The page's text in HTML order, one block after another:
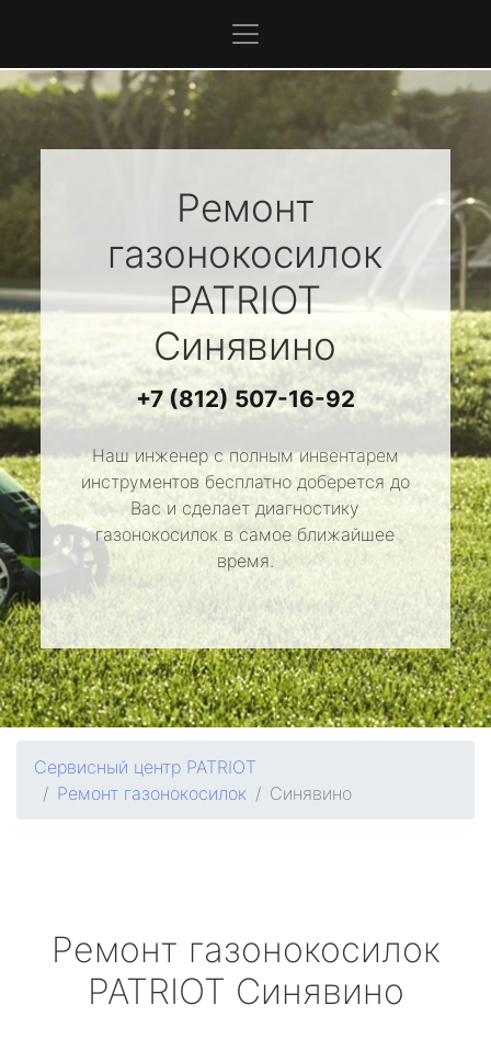
Ремонт
газонокосилок
PATRIOT
Синявино
+7 (812) 507-16-92
Наш инженер с полным инвентарем
инструментов бесплатно доберется до
Вас и сделает диагностику
газонокосилок в самое ближайшее
время.
Сервисный центр PATRIOT
Ремонт газонокосилок
Синявино
Ремонт газонокосилок
PATRIOT Синявино